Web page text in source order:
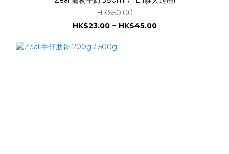
HK$50.00
HK$23.00 ~ HK$45.00